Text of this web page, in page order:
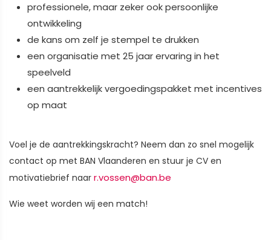
professionele, maar zeker ook persoonlijke
ontwikkeling
de kans om zelf je stempel te drukken
een organisatie met 25 jaar ervaring in het
speelveld
een aantrekkelijk vergoedingspakket met incentives
op maat
Voel je de aantrekkingskracht? Neem dan zo snel mogelijk
contact op met BAN Vlaanderen en stuur je CV en
motivatiebrief naar r.vossen@ban.be
Wie weet worden wij een match!